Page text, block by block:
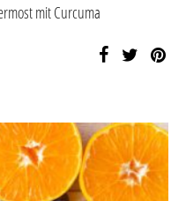
mit Curcuma